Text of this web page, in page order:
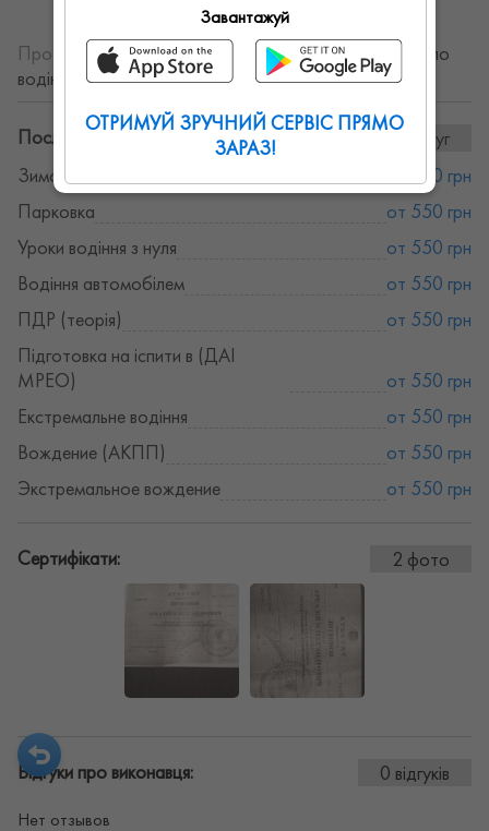
Про себе: Автоінструктор. Якісні індивідуальні уроки по
водінню.
Послуги та ціни:
9послуг
Зимове водіння
от 550 грн
Парковка
от 550 грн
Уроки водіння з нуля
от 550 грн
Водіння автомобілем
от 550 грн
ПДР (теорія)
от 550 грн
Підготовка на іспити в (ДАІ
МРЕО)
от 550 грн
Екстремальне водіння
от 550 грн
Вождение (АКПП)
от 550 грн
Экстремальное вождение
от 550 грн
Сертифікати: 2 фото
Відгуки про виконавця: 0 відгуків
Нет отзывов
Завантажуй
ОТРИМУЙ ЗРУЧНИЙ СЕРВІС ПРЯМО
ЗАРАЗ!